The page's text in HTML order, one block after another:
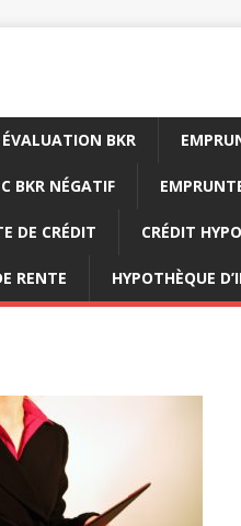
BKR
BKR NÉGATIF
DE CRÉDIT CRÉDIT
RENTE HYPOTHÈQUE